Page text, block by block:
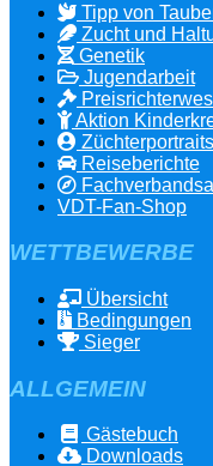
Tipp von
Zucht und
Genetik
Jugendarbeit
Aktion
Züchterportraits
Reiseberichte
VDT-Fan-Shop
WETTBEWERBE
Übersicht
Bedingungen
Sieger
ALLGEMEIN
Gästebuch
Downloads